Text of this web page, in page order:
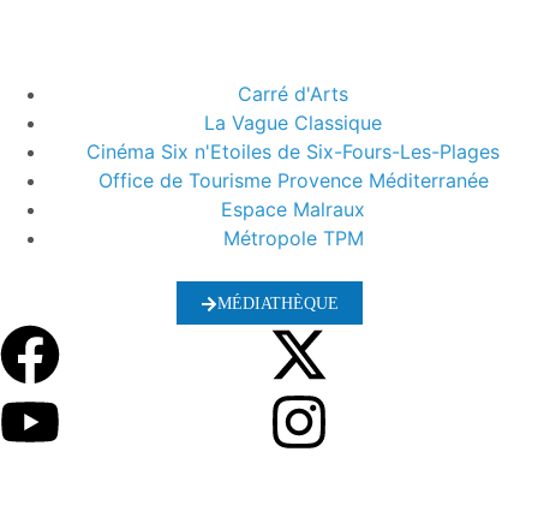
Carré d'Arts
La Vague Classique
Cinéma Six n'Etoiles de Six-Fours-Les-Plages
Office de Tourisme Provence Méditerranée
Espace Malraux
Métropole TPM
MÉDIATHÈQUE